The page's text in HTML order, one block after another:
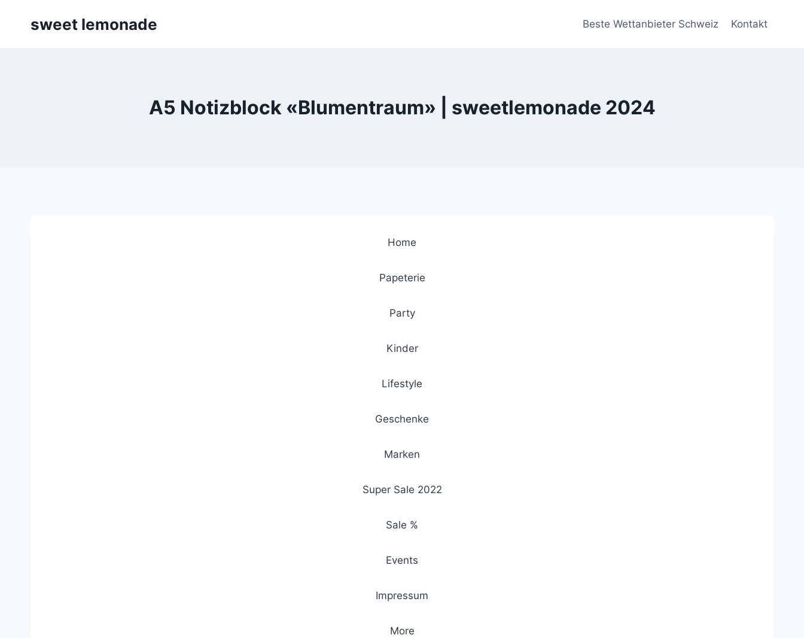
sweet lemonade Beste Wettanbieter Schweiz Kontakt
A5 Notizblock «Blumentraum» | sweetlemonade 2024
Home
Papeterie
Party
Kinder
Lifestyle
Geschenke
Marken
Super Sale 2022
Sale %
Events
Impressum
More